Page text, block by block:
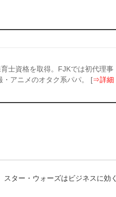
士資格を取得。FJKでは初代理事
アニメのオタク系パパ。 [⇒詳細
スター・ウォーズはビジネスに効く